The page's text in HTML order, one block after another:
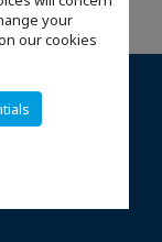
your
our cookies